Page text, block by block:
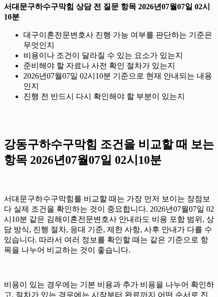
서대문구하수구막힘 상담 전 질문 항목 2026년07월07일 02시
10분
대구이혼전문변호사 진행 가능 여부를 판단하는 기준은
무엇인지
비용이나 조건이 달라질 수 있는 요소가 있는지
준비해야 할 자료나 사전 확인 절차가 있는지
2026년07월07일 02시10분 기준으로 현재 안내되는 내용
인지
진행 전 반드시 다시 확인해야 할 부분이 있는지
강동구하수구막힘 조건을 비교할 때 보는
항목 2026년07월07일 02시10분
서대문구하수구막힘를 비교할 때는 가장 먼저 보이는 장점보
다 실제 조건을 확인하는 것이 중요합니다. 2026년07월07일 02
시10분 같은 김해이혼전문변호사 안내라도 비용 포함 범위, 상
담 방식, 진행 절차, 응대 기준, 제한 사항, 사후 안내가 다를 수
있습니다. 따라서 여러 정보를 확인할 때는 같은 기준으로 항
목을 나누어 비교하는 것이 좋습니다.
비용이 있는 경우에는 기본 비용과 추가 비용을 나누어 확인하
고, 절차가 있는 경우에는 시작부터 완료까지 어떤 순서로 진